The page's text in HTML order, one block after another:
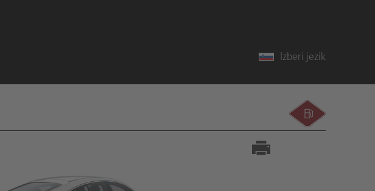
Izberi jezik